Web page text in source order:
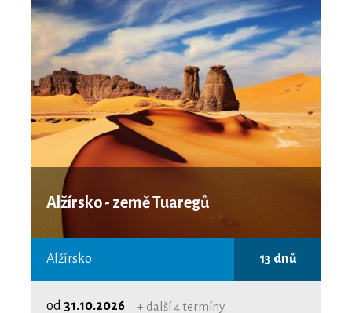
Alžírsko - země Tuaregů
Alžírsko 13 dnů
od 31.10.2026 + další 4 termíny